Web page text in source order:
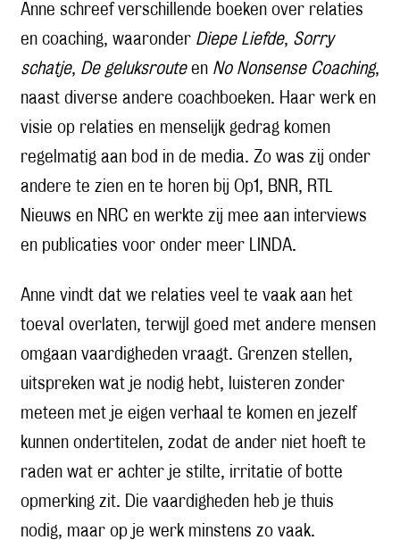
Anne schreef verschillende boeken over relaties
en coaching, waaronder Diepe Liefde, Sorry
schatje, De geluksrouteen No Nonsense Coaching,
naast diverse andere coachboeken. Haar werk en
visie op relaties en menselijk gedrag komen
regelmatig aan bod in de media. Zo was zij onder
andere te zien en te horen bij Op1, BNR, RTL
Nieuws en NRC en werkte zij mee aan interviews
en publicaties voor onder meer LINDA.
Anne vindt dat we relaties veel te vaak aan het
toeval overlaten, terwijl goed met andere mensen
omgaan vaardigheden vraagt. Grenzen stellen,
uitspreken wat je nodig hebt, luisteren zonder
meteen met je eigen verhaal te komen en jezelf
kunnen ondertitelen, zodat de ander niet hoeft te
raden wat er achter je stilte, irritatie of botte
opmerking zit. Die vaardigheden heb je thuis
nodig, maar op je werk minstens zo vaak.